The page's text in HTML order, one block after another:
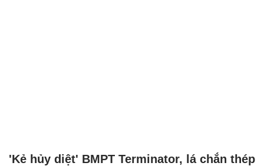
'Kẻ hủy diệt' BMPT Terminator, lá chắn thép